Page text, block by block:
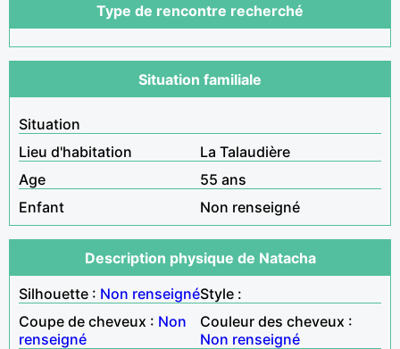
Type de rencontre recherché
Situation familiale
Situation
Lieu d'habitation
La Talaudière
Age
55 ans
Enfant
Non renseigné
Description physique de Natacha
Silhouette : Non renseignéStyle :
Coupe de cheveux : Non
renseigné
Couleur des cheveux :
Non renseigné